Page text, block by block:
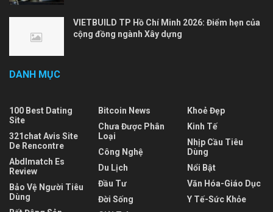
VIETBUILD TP Hồ Chí Minh 2026: Điểm hẹn của
cộng đồng ngành Xây dựng
DANH MỤC
100 Best Dating
Site
321chat Avis Site
De Rencontre
Abdlmatch Es
Review
Bảo Vệ Người Tiêu
Dùng
Bitcoin News
Chưa Được Phân
Loại
Công Nghệ
Du Lịch
Đầu Tư
Đời Sống
Khoẻ Đẹp
Kinh Tế
Nhịp Cầu Tiêu
Dùng
Nổi Bật
Văn Hóa-Giáo Dục
Y Tế-Sức Khỏe